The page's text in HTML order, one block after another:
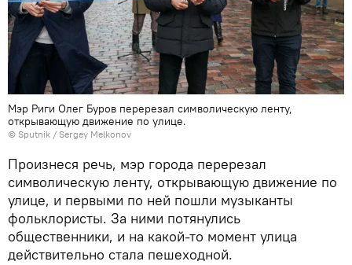
Мэр Риги Олег Буров перерезал символическую ленту,
открывающую движение по улице.
© Sputnik / Sergey Melkonov
Произнеся речь, мэр города перерезал
символическую ленту, открывающую движение по
улице, и первыми по ней пошли музыканты
фольклористы. За ними потянулись
общественники, и на какой-то момент улица
действительно стала пешеходной.